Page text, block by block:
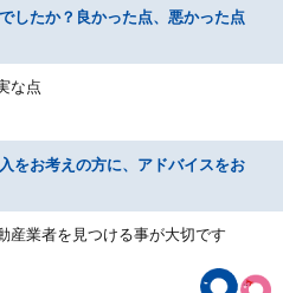
したか？良かった点、悪かった点
な点
をお考えの方に、アドバイスをお
産業者を見つける事が大切です